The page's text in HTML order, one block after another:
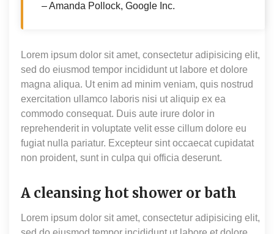
– Amanda Pollock, Google Inc.
Lorem ipsum dolor sit amet, consectetur adipisicing elit,
sed do eiusmod tempor incididunt ut labore et dolore
magna aliqua. Ut enim ad minim veniam, quis nostrud
exercitation ullamco laboris nisi ut aliquip ex ea
commodo consequat. Duis aute irure dolor in
reprehenderit in voluptate velit esse cillum dolore eu
fugiat nulla pariatur. Excepteur sint occaecat cupidatat
non proident, sunt in culpa qui officia deserunt.
A cleansing hot shower or bath
Lorem ipsum dolor sit amet, consectetur adipisicing elit,